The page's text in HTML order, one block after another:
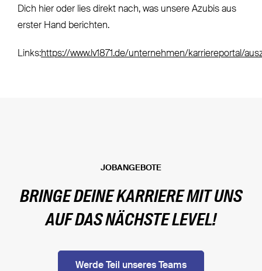
Dich hier oder lies direkt nach, was unsere Azubis aus
erster Hand berichten.
Links:https://www.lv1871.de/unternehmen/karriereportal/
JOBANGEBOTE
BRINGE DEINE KARRIERE MIT UNS
AUF DAS NÄCHSTE LEVEL!
Werde Teil unseres Teams